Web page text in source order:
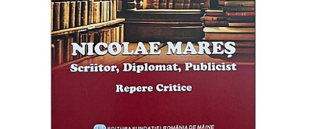
Istorie/Critica
Jurnale/Memorii